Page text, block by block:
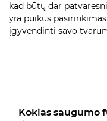
kad būtų dar
yra puikus
įgyvendinti savo
Kokias saugumo